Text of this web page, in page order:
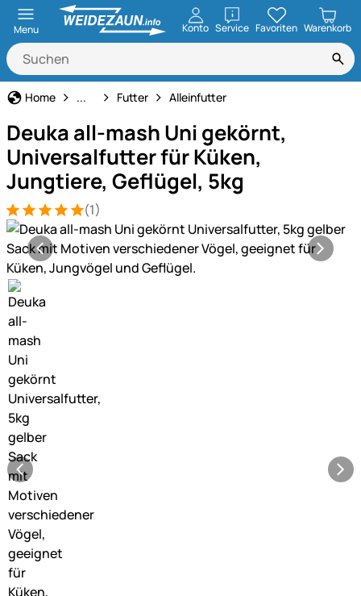
Menu Konto ServiceöffnenFavoriten Warenkorb
Home Geflügelhaltung
... Futter Alleinfutter
Deuka all-mash Uni gekörnt,
Universalfutter für Küken,
Jungtiere, Geflügel, 5kg
Bewertung: 5 von 5 (1 Bewertungen)
1 Bewertung (1)
Produktgalerie